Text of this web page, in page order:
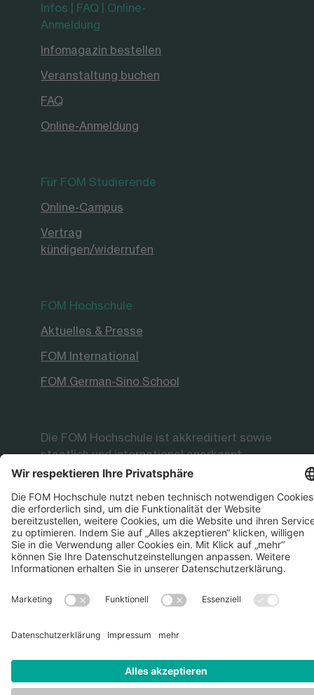
Infos | FAQ | Online-
Anmeldung
Infomagazin bestellen
Veranstaltung buchen
FAQ
Online-Anmeldung
Für FOM Studierende
Online-Campus
Vertrag
kündigen/widerrufen
FOM Hochschule
Aktuelles & Presse
FOM International
FOM German-Sino School
Die FOM Hochschule ist akkreditiert sowie
staatlich und international anerkannt
Datenschutz Impressum